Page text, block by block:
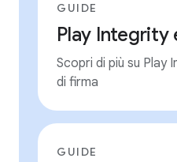
GUIDE
Play Integrity
Scopri di più su Play
di firma
GUIDE